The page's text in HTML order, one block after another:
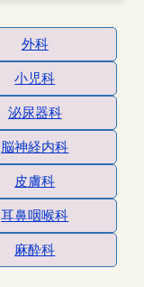
外科
小児科
泌尿器科
脳神経内科
皮膚科
耳鼻咽喉科
麻酔科